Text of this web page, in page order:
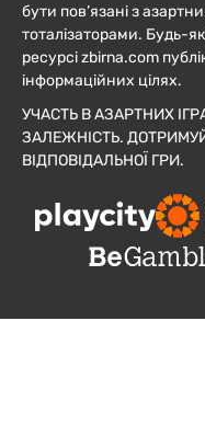
бути пов’язані з
тоталізаторами. Будь-
ресурсі zbirna.com
інформаційних цілях.
УЧАСТЬ В АЗАРТНИХ
ЗАЛЕЖНІСТЬ.
ВІДПОВІДАЛЬНОЇ ГРИ.